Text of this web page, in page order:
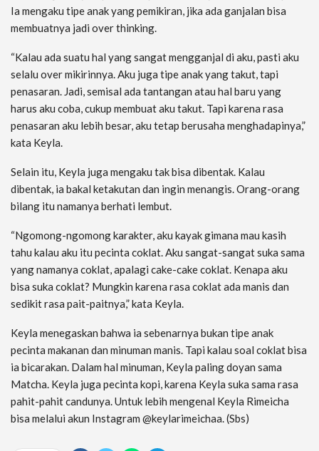
Ia mengaku tipe anak yang pemikiran, jika ada ganjalan bisa
membuatnya jadi over thinking.
“Kalau ada suatu hal yang sangat mengganjal di aku, pasti aku
selalu over mikirinnya. Aku juga tipe anak yang takut, tapi
penasaran. Jadi, semisal ada tantangan atau hal baru yang
harus aku coba, cukup membuat aku takut. Tapi karena rasa
penasaran aku lebih besar, aku tetap berusaha menghadapinya,”
kata Keyla.
Selain itu, Keyla juga mengaku tak bisa dibentak. Kalau
dibentak, ia bakal ketakutan dan ingin menangis. Orang-orang
bilang itu namanya berhati lembut.
“Ngomong-ngomong karakter, aku kayak gimana mau kasih
tahu kalau aku itu pecinta coklat. Aku sangat-sangat suka sama
yang namanya coklat, apalagi cake-cake coklat. Kenapa aku
bisa suka coklat? Mungkin karena rasa coklat ada manis dan
sedikit rasa pait-paitnya,” kata Keyla.
Keyla menegaskan bahwa ia sebenarnya bukan tipe anak
pecinta makanan dan minuman manis. Tapi kalau soal coklat bisa
ia bicarakan. Dalam hal minuman, Keyla paling doyan sama
Matcha. Keyla juga pecinta kopi, karena Keyla suka sama rasa
pahit-pahit candunya. Untuk lebih mengenal Keyla Rimeicha
bisa melalui akun Instagram @keylarimeichaa. (Sbs)